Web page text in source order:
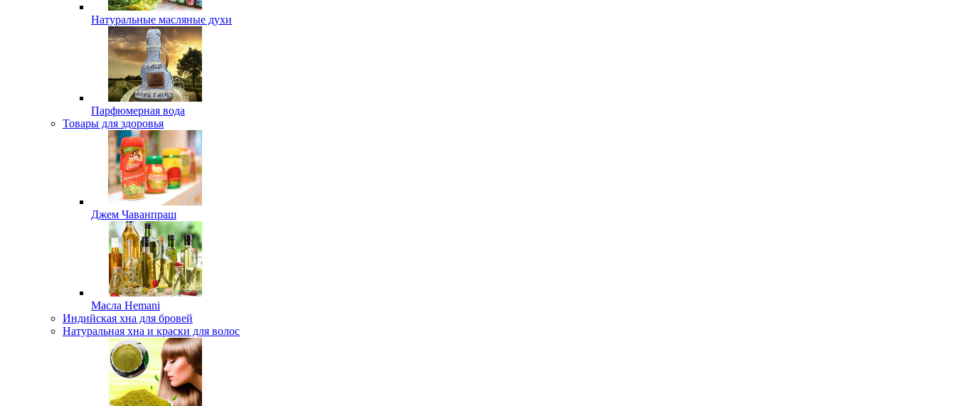
Натуральные масляные духи
Парфюмерная вода
Товары для здоровья
Джем Чаванпраш
Масла Hemani
Индийская хна для бровей
Натуральная хна и краски для волос